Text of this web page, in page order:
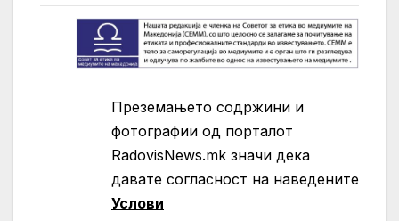
Преземањето содржини и
фотографии од порталот
RadovisNews.mk значи дека
давате согласност на нaведените
Услови